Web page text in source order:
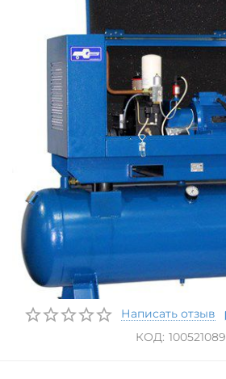
Написать отзыв
КОД: 100521089